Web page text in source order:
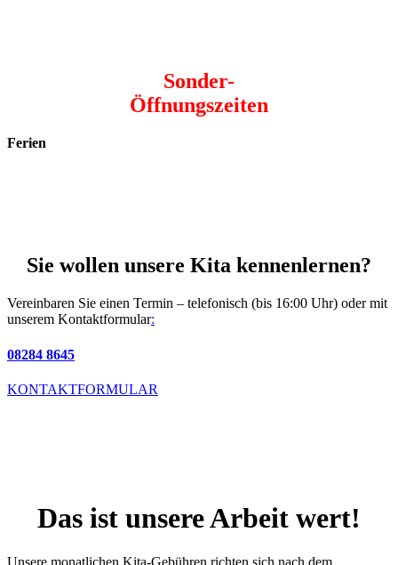
Sonder-
Öffnungszeiten
Ferien
Sie wollen unsere Kita kennenlernen?
Vereinbaren Sie einen Termin – telefonisch (bis 16:00 Uhr) oder mit
unserem Kontaktformular:
08284 8645
KONTAKTFORMULAR
Das ist unsere Arbeit wert!
Unsere monatlichen Kita-Gebühren richten sich nach dem